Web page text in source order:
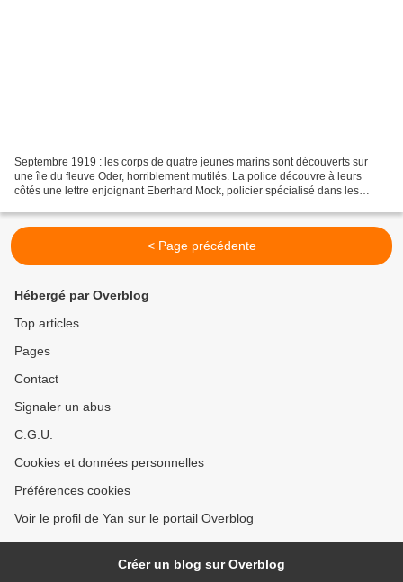
Septembre 1919 : les corps de quatre jeunes marins sont découverts sur
une île du fleuve Oder, horriblement mutilés. La police découvre à leurs
côtés une lettre enjoignant Eberhard Mock, policier spécialisé dans les
< Page précédente
Hébergé par Overblog
Top articles
Pages
Contact
Signaler un abus
C.G.U.
Cookies et données personnelles
Préférences cookies
Voir le profil de Yan sur le portail Overblog
Créer un blog sur Overblog